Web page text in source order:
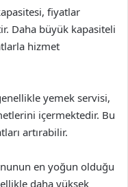
fiyatlar
Daha büyük kapasiteli
hizmet
yemek servisi,
içermektedir. Bu
artırabilir.
en yoğun olduğu
daha yüksek